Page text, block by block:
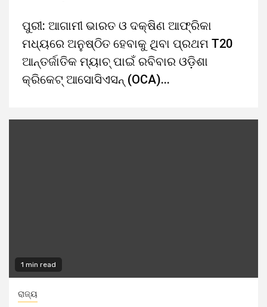
ପୁରୀ: ଆଗାମୀ ଭାରତ ଓ ଦକ୍ଷିଣ ଆଫ୍ରିକା
ମଧ୍ୟରେ ଅନୁଷ୍ଠିତ ହେବାକୁ ଥିବା ପ୍ରଥମ T20
ଆନ୍ତର୍ଜାତିକ ମ୍ୟାଚ୍ ପାଇଁ ରବିବାର ଓଡ଼ିଶା
କ୍ରିକେଟ୍ ଆସୋସିଏସନ୍ (OCA)...
1 min read
ରାଜ୍ୟ